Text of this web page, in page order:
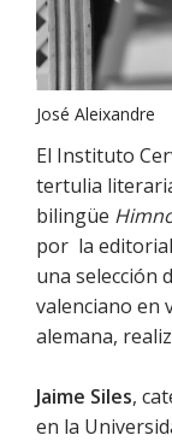
José Aleixandre
El Instituto
tertulia
bilingüe
por la editorial
una selección
valenciano en
alemana,
Jaime Siles,
en la